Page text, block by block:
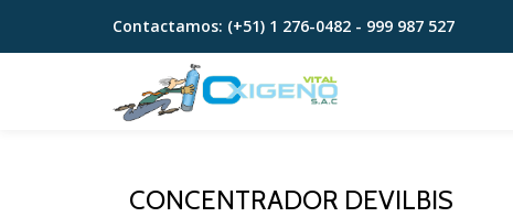
Skip
Contactamos: (+51) 1 276-0482 - 999 987 527
CONCENTRADOR DEVILBIS